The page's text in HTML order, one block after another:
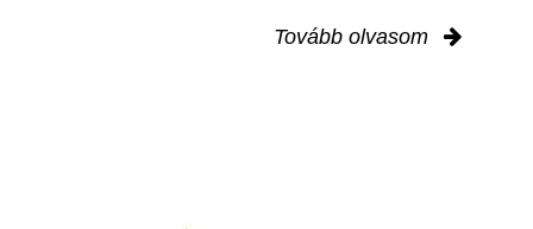
Tovább olvasom